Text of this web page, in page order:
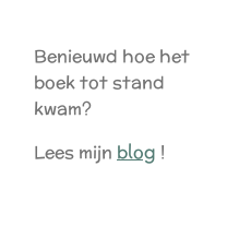
Benieuwd hoe het
boek tot stand
kwam?
Lees mijn blog !